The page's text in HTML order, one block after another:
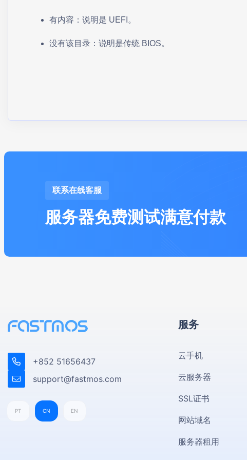
有内容：说明是 UEFI。
没有该目录：说明是传统 BIOS。
联系在线客服
服务器免费测试满意付款
+852 51656437
support@fastmos.com
PT CN EN
服务
云手机
云服务器
SSL证书
网站域名
服务器租用